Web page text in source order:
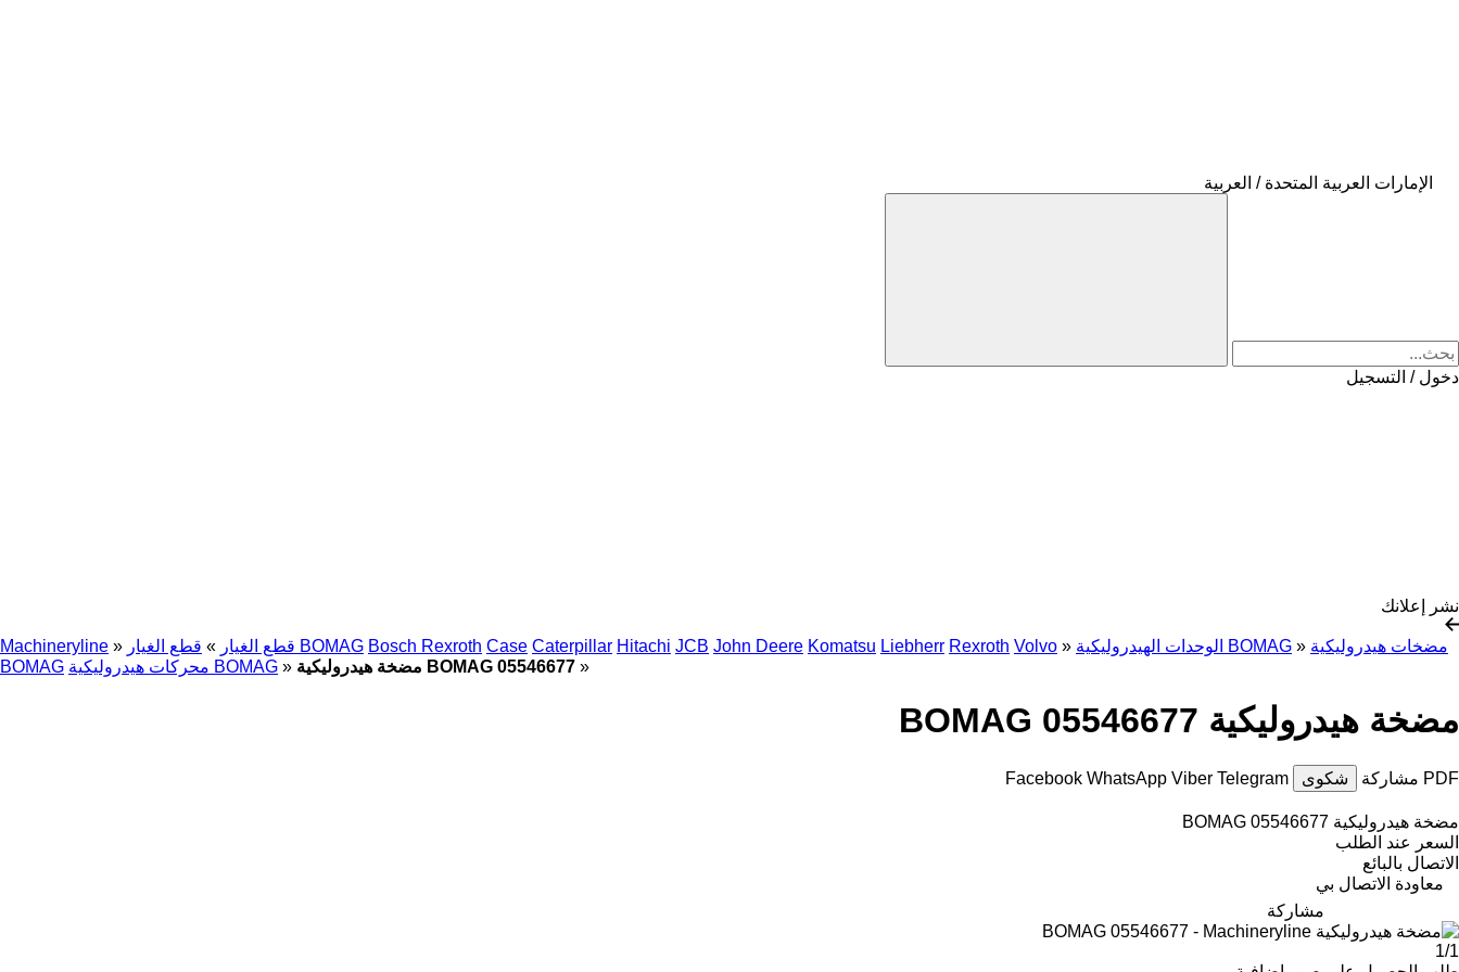
الإمارات العربية المتحدة / العربية
دخول / التسجيل
نشر إعلانك
Machineryline » قطع الغيار » قطع الغيار BOMAG Bosch Rexroth Case Caterpillar Hitachi JCB John Deere Komatsu Liebherr Rexroth Volvo » الوحدات الهيدروليكية BOMAG » مضخات هيدروليكية
BOMAG
محركات هيدروليكية BOMAG » مضخة هيدروليكية BOMAG 05546677 »
مضخة هيدروليكية BOMAG 05546677
PDF مشاركة شكوى Facebook WhatsApp Viber Telegram
مضخة هيدروليكية BOMAG 05546677
السعر عند الطلب
الاتصال بالبائع
معاودة الاتصال بي
مشاركة
1/1